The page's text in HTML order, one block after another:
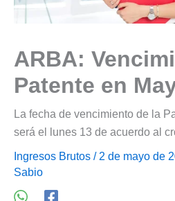
ARBA:
Patente en
La fecha de vencimiento de la
será el lunes 13 de acuerdo al
Ingresos Brutos / 2 de mayo de
Sabio